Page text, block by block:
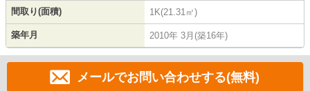
間取り(面積) 1K(21.31㎡)
築年月 2010年 3月(築16年)
メールでお問い合わせする(無料)